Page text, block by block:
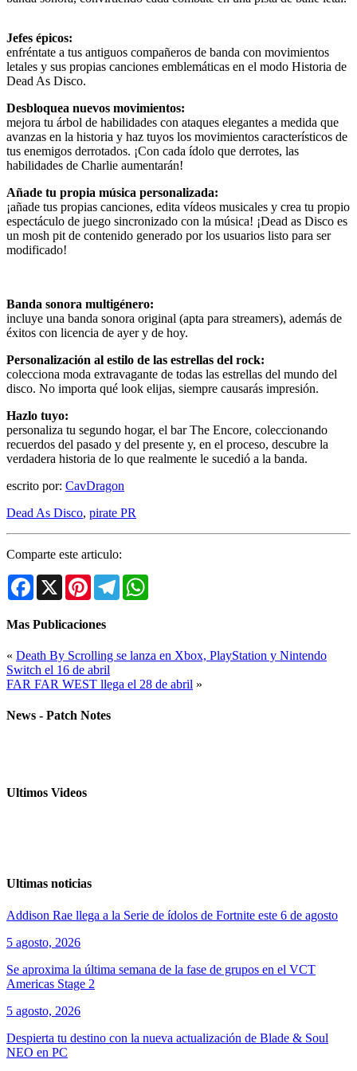
Jefes épicos:
enfréntate a tus antiguos compañeros de banda con movimientos
letales y sus propias canciones emblemáticas en el modo Historia de
Dead As Disco.
Desbloquea nuevos movimientos:
mejora tu árbol de habilidades con ataques elegantes a medida que
avanzas en la historia y haz tuyos los movimientos característicos de
tus enemigos derrotados. ¡Con cada ídolo que derrotes, las
habilidades de Charlie aumentarán!
Añade tu propia música personalizada:
¡añade tus propias canciones, edita vídeos musicales y crea tu propio
espectáculo de juego sincronizado con la música! ¡Dead as Disco es
un mosh pit de contenido generado por los usuarios listo para ser
modificado!
Banda sonora multigénero:
incluye una banda sonora original (apta para streamers), además de
éxitos con licencia de ayer y de hoy.
Personalización al estilo de las estrellas del rock:
colecciona moda extravagante de todas las estrellas del mundo del
disco. No importa qué look elijas, siempre causarás impresión.
Hazlo tuyo:
personaliza tu segundo hogar, el bar The Encore, coleccionando
recuerdos del pasado y del presente y, en el proceso, descubre la
verdadera historia de lo que realmente le sucedió a la banda.
escrito por: CavDragon
Dead As Disco, pirate PR
Comparte este articulo:
Facebook
X PinterestTelegram
Mas Publicaciones
« Death By Scrolling se lanza en Xbox, PlayStation y Nintendo
Switch el 16 de abril
FAR FAR WEST llega el 28 de abril »
News - Patch Notes
Ultimos Videos
Ultimas noticias
Addison Rae llega a la Serie de ídolos de Fortnite este 6 de agosto
5 agosto, 2026
Se aproxima la última semana de la fase de grupos en el VCT
Americas Stage 2
5 agosto, 2026
Despierta tu destino con la nueva actualización de Blade & Soul
NEO en PC